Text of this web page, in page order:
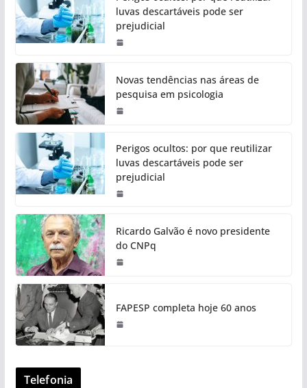
luvas descartáveis pode ser
prejudicial
Novas tendências nas áreas de
pesquisa em psicologia
Perigos ocultos: por que reutilizar
luvas descartáveis pode ser
prejudicial
Ricardo Galvão é novo presidente
do CNPq
FAPESP completa hoje 60 anos
Telefonia